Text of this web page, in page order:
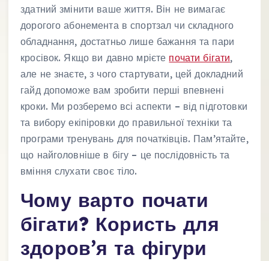
здатний змінити ваше життя. Він не вимагає
дорогого абонемента в спортзал чи складного
обладнання, достатньо лише бажання та пари
кросівок. Якщо ви давно мрієте почати бігати,
але не знаєте, з чого стартувати, цей докладний
гайд допоможе вам зробити перші впевнені
кроки. Ми розберемо всі аспекти – від підготовки
та вибору екіпіровки до правильної техніки та
програми тренувань для початківців. Пам’ятайте,
що найголовніше в бігу – це послідовність та
вміння слухати своє тіло.
Чому варто почати
бігати? Користь для
здоров’я та фігури